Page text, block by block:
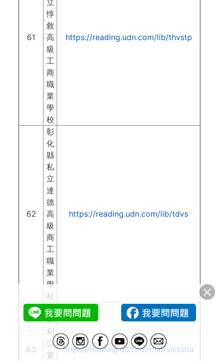
61
立
惇
敘
高
級
工
商
職
業
學
校
https://reading.udn.com/lib/thvstp
62
彰
化
縣
私
立
達
德
高
級
商
工
職
業
學
校
https://reading.udn.com/lib/tdvs
63
維
多
利
亞
實
https://reading.udn.com/lib/victoria